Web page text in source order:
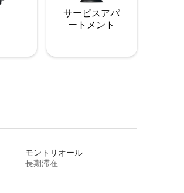
サービスアパ
ートメント
モントリオール
長期滞在